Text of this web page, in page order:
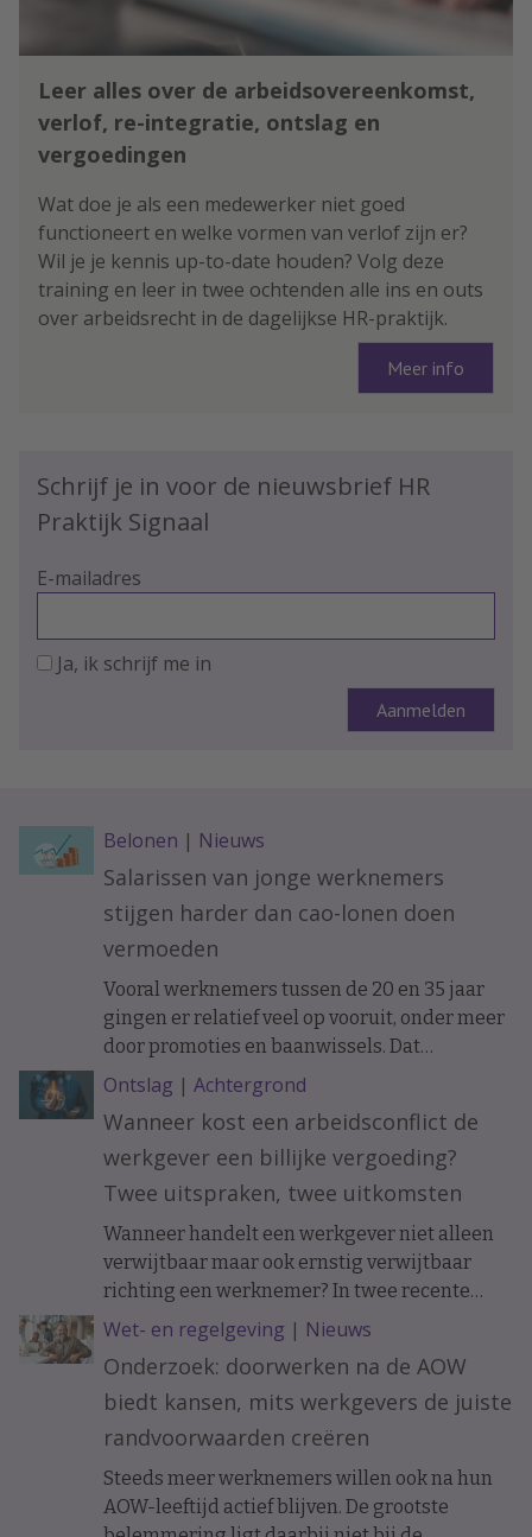
Leer alles over de arbeidsovereenkomst,
verlof, re-integratie, ontslag en
vergoedingen
Wat doe je als een medewerker niet goed
functioneert en welke vormen van verlof zijn er?
Wil je je kennis up-to-date houden? Volg deze
training en leer in twee ochtenden alle ins en outs
over arbeidsrecht in de dagelijkse HR-praktijk.
Meer info
Schrijf je in voor de nieuwsbrief HR
Praktijk Signaal
E-mailadres
Ja, ik schrijf me in
Belonen | Nieuws
Salarissen van jonge werknemers
stijgen harder dan cao-lonen doen
vermoeden
Vooral werknemers tussen de 20 en 35 jaar
gingen er relatief veel op vooruit, onder meer
door promoties en baanwissels. Dat
constateren economen van ABN Amro in
vakblad ESB, meldt De Telegraaf.
Ontslag | Achtergrond
Wanneer kost een arbeidsconflict de
werkgever een billijke vergoeding?
Twee uitspraken, twee uitkomsten
Wanneer handelt een werkgever niet alleen
verwijtbaar maar ook ernstig verwijtbaar
richting een werknemer? In twee recente
uitspraken werd de arbeidsovereenkomst
ontbonden op initiatief van de werknemer. In
het ene geval moest de werkgever een forse
billijke vergoeding betalen, in het andere
geval hoefde dat niet.
Wet- en regelgeving | Nieuws
Onderzoek: doorwerken na de AOW
biedt kansen, mits werkgevers de juiste
randvoorwaarden creëren
Steeds meer werknemers willen ook na hun
AOW-leeftijd actief blijven. De grootste